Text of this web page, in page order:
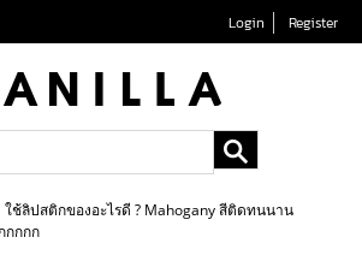
Login Register
ใช้ลิปสติกของอะไรดี ? Mahogany สีติดทนนาน
กกกก